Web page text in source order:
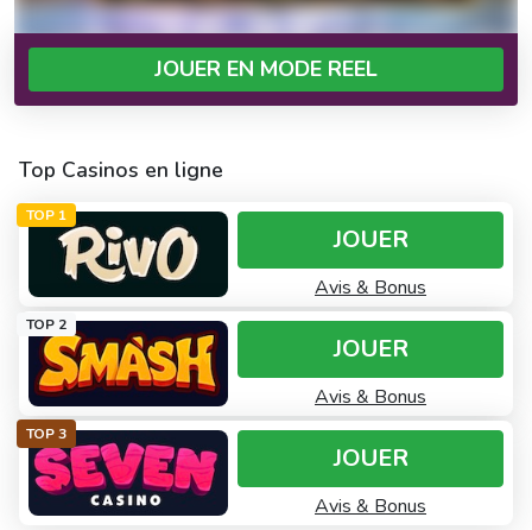
JOUER EN MODE REEL
Top Casinos en ligne
TOP 1
JOUER
Avis & Bonus
TOP 2
JOUER
Avis & Bonus
TOP 3
JOUER
Avis & Bonus